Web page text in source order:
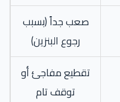
صعب جداً (بسبب
رجوع البنزين)
تقطيع مفاجئ أو
توقف تام